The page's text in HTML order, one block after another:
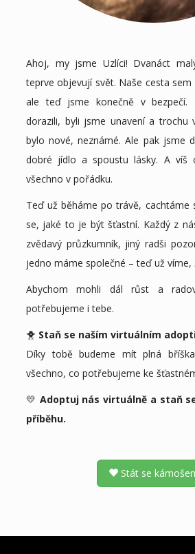
Ahoj, my jsme Uzlíci! Dvanáct
teprve objevují svět. Naše cesta sem
ale teď jsme konečně v bezpečí.
dorazili, byli jsme unavení a trochu
bylo nové, neznámé. Ale pak jsme
dobré jídlo a spoustu lásky. A víš
všechno v pořádku.
Teď už běháme po trávě, cachtáme
se, jaké to je být šťastní. Každý z
zvědavý průzkumník, jiný radši
jedno máme společné – teď už víme,
Abychom mohli dál růst a
potřebujeme i tebe.
🐥 Staň se naším virtuálním
Díky tobě budeme mít plná
všechno, co potřebujeme ke
💛 Adoptuj nás virtuálně a staň
příběhu.
Stát se